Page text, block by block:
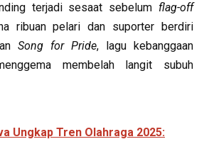
terjadi sesaat sebelum flag-off
ribuan pelari dan suporter berdiri
Song for Pride, lagu kebanggaan
membelah langit subuh
Ungkap Tren Olahraga 2025: